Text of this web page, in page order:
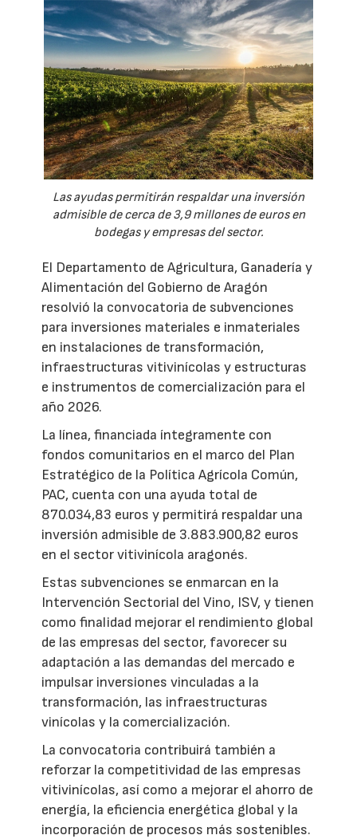
Las ayudas permitirán respaldar una inversión
admisible de cerca de 3,9 millones de euros en
bodegas y empresas del sector.
El Departamento de Agricultura, Ganadería y
Alimentación del Gobierno de Aragón
resolvió la convocatoria de subvenciones
para inversiones materiales e inmateriales
en instalaciones de transformación,
infraestructuras vitivinícolas y estructuras
e instrumentos de comercialización para el
año 2026.
La línea, financiada íntegramente con
fondos comunitarios en el marco del Plan
Estratégico de la Política Agrícola Común,
PAC, cuenta con una ayuda total de
870.034,83 euros y permitirá respaldar una
inversión admisible de 3.883.900,82 euros
en el sector vitivinícola aragonés.
Estas subvenciones se enmarcan en la
Intervención Sectorial del Vino, ISV, y tienen
como finalidad mejorar el rendimiento global
de las empresas del sector, favorecer su
adaptación a las demandas del mercado e
impulsar inversiones vinculadas a la
transformación, las infraestructuras
vinícolas y la comercialización.
La convocatoria contribuirá también a
reforzar la competitividad de las empresas
vitivinícolas, así como a mejorar el ahorro de
energía, la eficiencia energética global y la
incorporación de procesos más sostenibles.